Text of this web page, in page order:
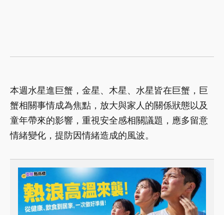
本週水星進巨蟹，金星、木星、水星皆在巨蟹，巨
蟹相關事情成為焦點，放大與家人的關係狀態以及
童年帶來的影響，重視安全感相關議題，應多留意
情緒變化，提防因情緒造成的風波。